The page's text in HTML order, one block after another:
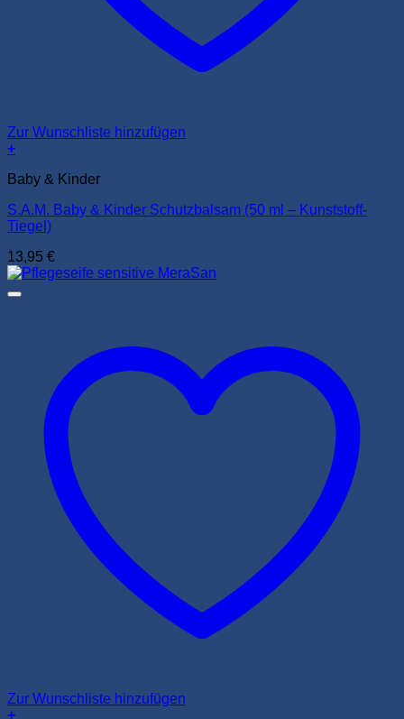
Zur Wunschliste hinzufügen
+
Baby & Kinder
S.A.M. Baby & Kinder Schutzbalsam (50 ml – Kunststoff-
Tiegel)
13,95 €
Zur Wunschliste hinzufügen
+